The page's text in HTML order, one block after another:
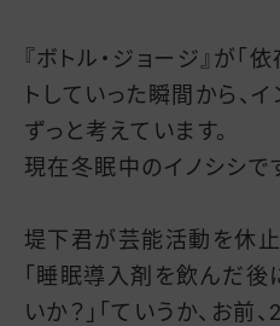
『ボトル・ジョージ』が「
トしていった瞬間から、
ずっと考えています。
現在冬眠中のイノシシで
堤下君が芸能活動を休止
「睡眠導入剤を飲んだ後
いか？」「ていうか、お前